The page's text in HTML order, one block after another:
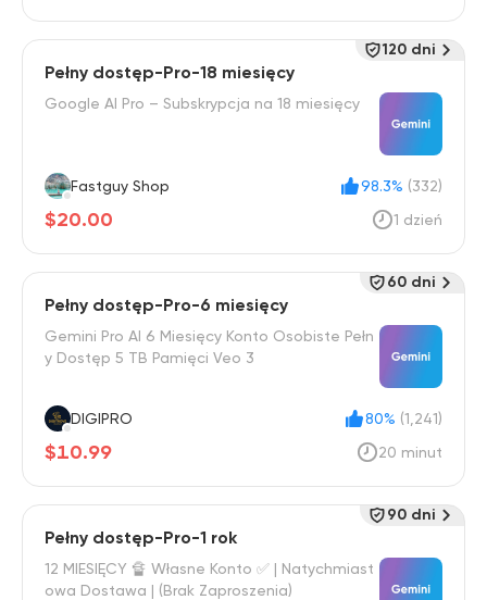
Pełny dostęp-Pro-18 miesięcy
Google AI Pro – Subskrypcja na 18 miesięcy
Fastguy Shop 98.3% (332)
$20.00 1 dzień
120 dni
Pełny dostęp-Pro-6 miesięcy
Gemini Pro AI 6 Miesięcy Konto Osobiste Pełn
y Dostęp 5 TB Pamięci Veo 3
DIGIPRO 80% (1,241)
$10.99 20 minut
60 dni
Pełny dostęp-Pro-1 rok
12 MIESIĘCY 🔏 Własne Konto ✅ | Natychmiast
owa Dostawa | (Brak Zaproszenia)
90 dni